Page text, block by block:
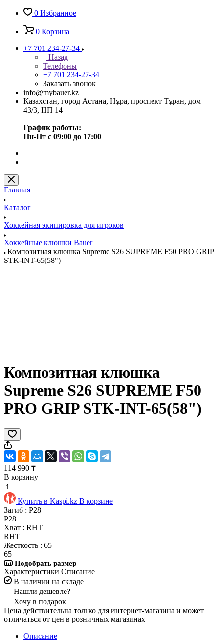
0 Избранное
0 Корзина
+7 701 234-27-34
Назад
Телефоны
+7 701 234-27-34
Заказать звонок
info@mybauer.kz
Казахстан, город Астана, Нұра, проспект Тұран, дом
43/3, НП 14
График работы:
Пн-Пт с 09:00 до 17:00
Главная
Каталог
Хоккейная экипировка для игроков
Хоккейные клюшки Bauer
Композитная клюшка Supreme S26 SUPREME F50 PRO GRIP
STK-INT-65(58")
Композитная клюшка
Supreme S26 SUPREME F50
PRO GRIP STK-INT-65(58")
114 990 ₸
В корзину
Купить в Kaspi.kz В корзине
Загиб : P28
P28
Хват : RHT
RHT
Жесткость : 65
65
Подобрать размер
Характеристики Описание
В наличии на складе
Нашли дешевле?
Хочу в подарок
Цена действительна только для интернет-магазина и может
отличаться от цен в розничных магазинах
Описание